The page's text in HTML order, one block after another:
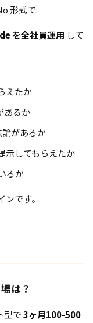
形式で:
を全社員運用 して
えたか
あるか
があるか
示してもらえたか
るか
です。
は？
型で3ヶ月100-500